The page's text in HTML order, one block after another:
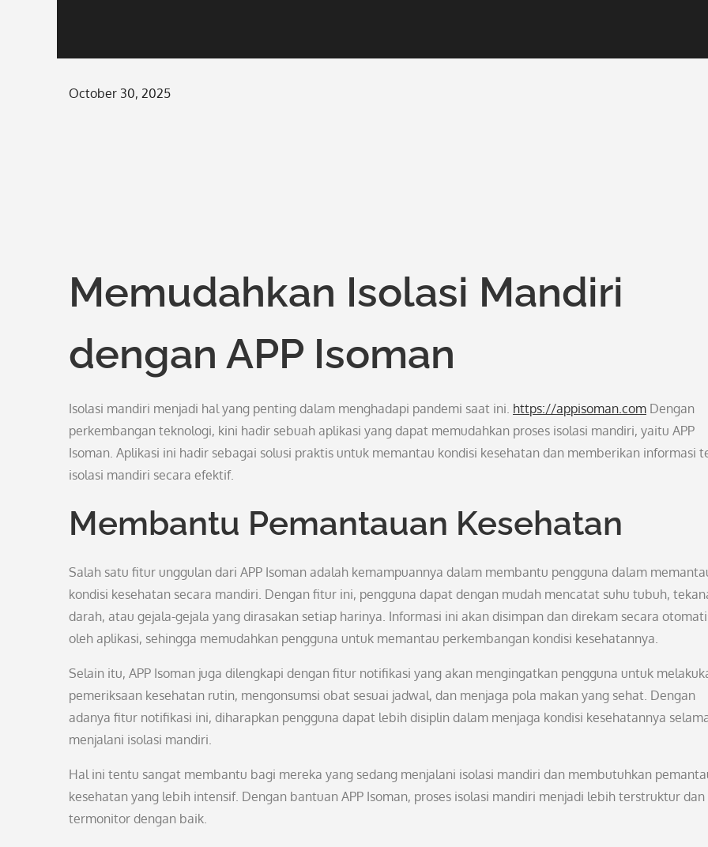
Posted
October 30, 2025
Memudahkan Isolasi Mandiri
dengan APP Isoman
Isolasi mandiri menjadi hal yang penting dalam menghadapi pandemi saat ini. https://appisoman.com Dengan
perkembangan teknologi, kini hadir sebuah aplikasi yang dapat memudahkan proses isolasi mandiri, yaitu APP
Isoman. Aplikasi ini hadir sebagai solusi praktis untuk memantau kondisi kesehatan dan memberikan informasi
isolasi mandiri secara efektif.
Membantu Pemantauan Kesehatan
Salah satu fitur unggulan dari APP Isoman adalah kemampuannya dalam membantu pengguna dalam
kondisi kesehatan secara mandiri. Dengan fitur ini, pengguna dapat dengan mudah mencatat suhu tubuh,
darah, atau gejala-gejala yang dirasakan setiap harinya. Informasi ini akan disimpan dan direkam secara
oleh aplikasi, sehingga memudahkan pengguna untuk memantau perkembangan kondisi kesehatannya.
Selain itu, APP Isoman juga dilengkapi dengan fitur notifikasi yang akan mengingatkan pengguna untuk
pemeriksaan kesehatan rutin, mengonsumsi obat sesuai jadwal, dan menjaga pola makan yang sehat. Dengan
adanya fitur notifikasi ini, diharapkan pengguna dapat lebih disiplin dalam menjaga kondisi kesehatannya
menjalani isolasi mandiri.
Hal ini tentu sangat membantu bagi mereka yang sedang menjalani isolasi mandiri dan membutuhkan
kesehatan yang lebih intensif. Dengan bantuan APP Isoman, proses isolasi mandiri menjadi lebih terstruktur dan
termonitor dengan baik.